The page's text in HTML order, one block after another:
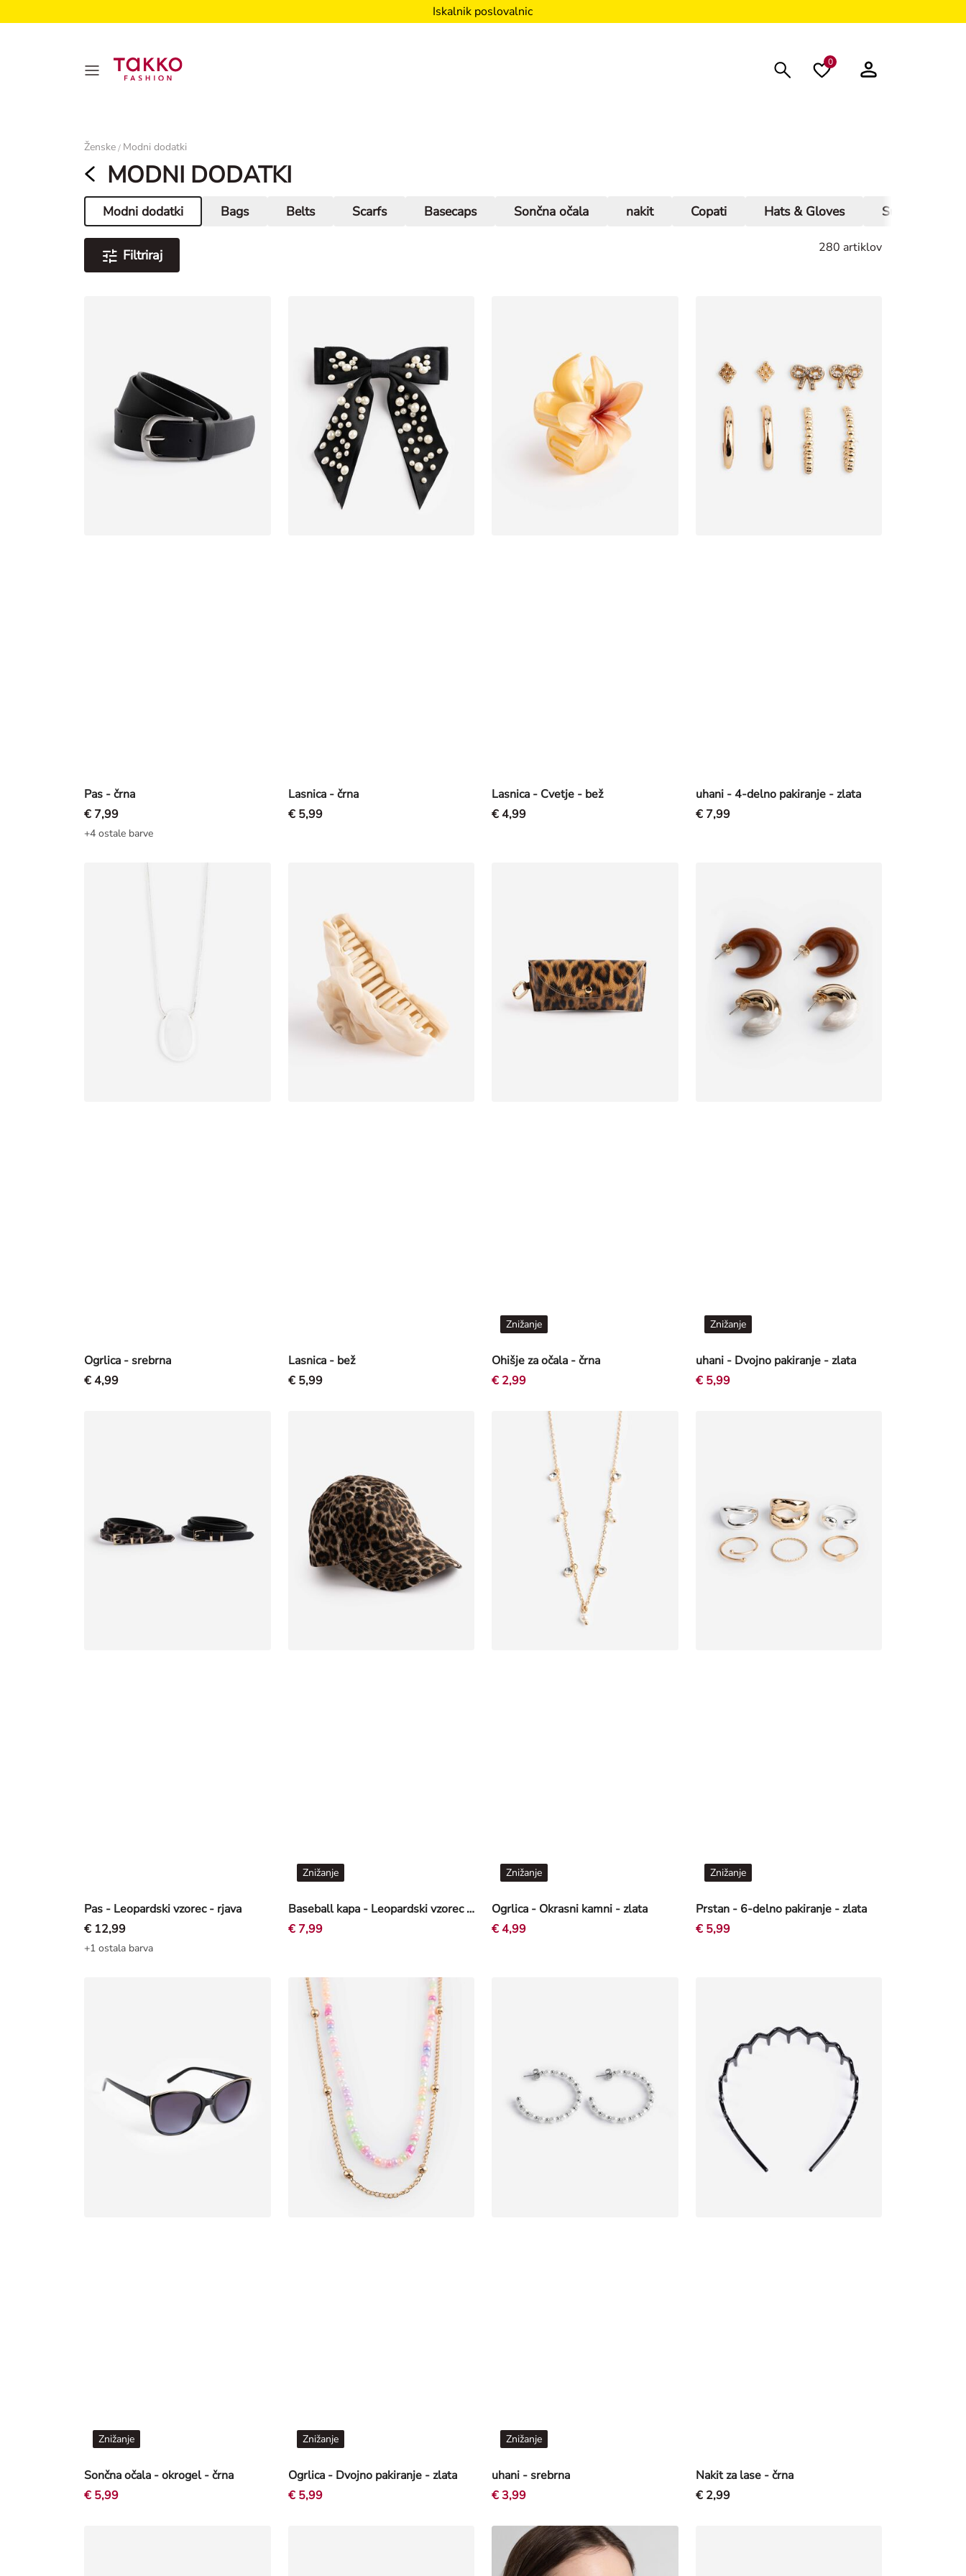
Iskalnik poslovalnic
0
Ženske / Modni dodatki
MODNI DODATKI
Modni dodatki
Aktualna stran Bags Belts Scarfs Basecaps Sončna očala nakit Copati Hats & Gloves Summer
Filtriraj 280 artiklov
Pas - črna
€ 7,99
+4 ostale barve
Lasnica - črna
€ 5,99
Lasnica - Cvetje - bež
€ 4,99
uhani - 4-delno pakiranje - zlata
€ 7,99
Ogrlica - srebrna
€ 4,99
Lasnica - bež
€ 5,99
Ohišje za očala - črna
Znižanje
€ 2,99
uhani - Dvojno pakiranje - zlata
Znižanje
€ 5,99
Pas - Leopardski vzorec - rjava
€ 12,99
+1 ostala barva
Baseball kapa - Leopardski vzorec - temno rjava
Znižanje
€ 7,99
Ogrlica - Okrasni kamni - zlata
Znižanje
€ 4,99
Prstan - 6-delno pakiranje - zlata
Znižanje
€ 5,99
Sončna očala - okrogel - črna
Znižanje
€ 5,99
Ogrlica - Dvojno pakiranje - zlata
Znižanje
€ 5,99
uhani - srebrna
Znižanje
€ 3,99
Nakit za lase - črna
€ 2,99